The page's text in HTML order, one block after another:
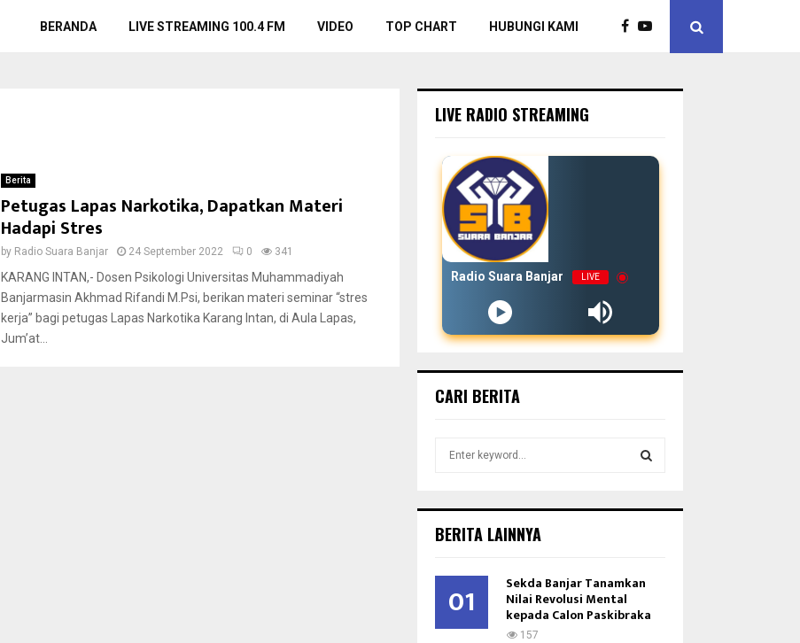
BERANDA LIVE STREAMING 100.4 FM VIDEO TOP CHART HUBUNGI KAMI
Berita
Petugas Lapas Narkotika, Dapatkan Materi
Hadapi Stres
by Radio Suara Banjar 24 September 2022 0 341
KARANG INTAN,- Dosen Psikologi Universitas Muhammadiyah
Banjarmasin Akhmad Rifandi M.Psi, berikan materi seminar “stres
kerja” bagi petugas Lapas Narkotika Karang Intan, di Aula Lapas,
Jum’at...
LIVE RADIO STREAMING
Radio Suara Banjar LIVE
CARI BERITA
h
o
BERITA LAINNYA
01 Sekda Banjar Tanamkan
Nilai Revolusi Mental
kepada Calon Paskibraka
157